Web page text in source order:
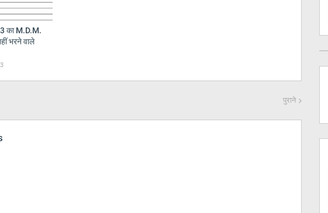
का M.D.M.
भरने वाले
पुराने